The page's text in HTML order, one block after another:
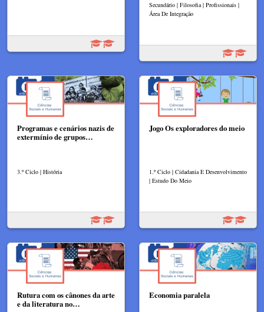
Secundário | Filosofia | Profissionais |
Área De Integração
Programas e cenários nazis de
extermínio de grupos…
3.º Ciclo | História
Jogo Os exploradores do meio
1.º Ciclo | Cidadania E Desenvolvimento
| Estudo Do Meio
Rutura com os cânones da arte
e da literatura no…
Economia paralela